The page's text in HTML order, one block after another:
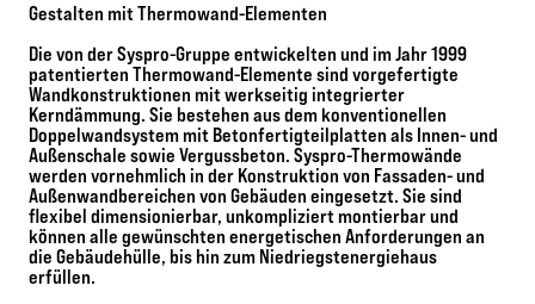
Gestalten mit Thermowand-Elementen
Die von der Syspro-Gruppe entwickelten und im Jahr 1999
patentierten Thermowand-Elemente sind vorgefertigte
Wandkonstruktionen mit werkseitig integrierter
Kerndämmung. Sie bestehen aus dem konventionellen
Doppelwandsystem mit Betonfertigteilplatten als Innen- und
Außenschale sowie Vergussbeton. Syspro-Thermowände
werden vornehmlich in der Konstruktion von Fassaden- und
Außenwandbereichen von Gebäuden eingesetzt. Sie sind
flexibel dimensionierbar, unkompliziert montierbar und
können alle gewünschten energetischen Anforderungen an
die Gebäudehülle, bis hin zum Niedriegstenergiehaus
erfüllen.